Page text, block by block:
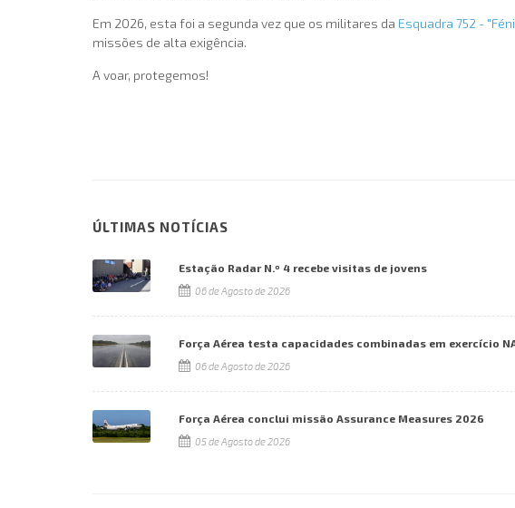
Em 2026, esta foi a segunda vez que os militares da Esquadra 752 -
missões de alta exigência.
A voar, protegemos!
ÚLTIMAS NOTÍCIAS
Estação Radar N.º 4 recebe visitas de jovens
06 de Agosto de 2026
Força Aérea testa capacidades combinadas em exercício
06 de Agosto de 2026
Força Aérea conclui missão Assurance Measures 2026
05 de Agosto de 2026